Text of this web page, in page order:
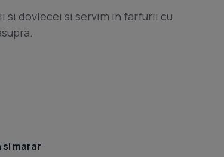
si dovlecei si servim in farfurii cu
marar